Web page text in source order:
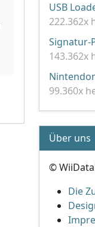
USB
222.362x
Signatur-
143.362x
99.360x
Über uns
©
Die